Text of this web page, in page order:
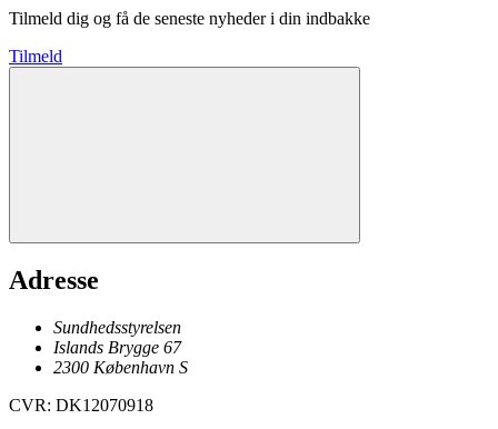
Tilmeld dig og få de seneste nyheder i din indbakke
Tilmeld
Adresse
Sundhedsstyrelsen
Islands Brygge 67
2300 København S
CVR: DK12070918